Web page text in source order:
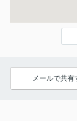
メールで共有